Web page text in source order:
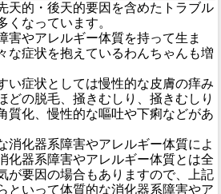
天的・後天的要因を含めたトラブル
くなっています。
害やアレルギー体質を持って生ま
な症状を抱えているわんちゃんも増
い症状としては慢性的な皮膚の痒み
どの脱毛、掻きむしり、掻きむしり
質化、慢性的な嘔吐や下痢などがあ
消化器系障害やアレルギー体質によ
化器系障害やアレルギー体質とは全
が要因の場合もありますので、上記
といって体質的な消化器系障害やア